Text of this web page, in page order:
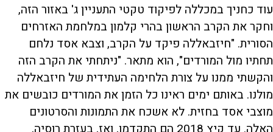
עוד כחניך במכללה לפיקוד טקטי התעניין ג' באזור הזה,
וחקר את הקרב הראשון בהרי קלמון במלחמת האזרחים
הסורית. "חיזבאללה פיקד על הקרב, וצבא אסד נלחם
תחתיו מול המורדים", הוא מתאר. "ניתחתי את הקרב הזה
והקשתי ממנו על צורת הלחימה העתידית של חיזבאללה
מולנו. באותם ימים ראינו כל הזמן את המורדים כובשים את
מוצבי אסד בחזית. לא אשכח את התמונות והסרטונים